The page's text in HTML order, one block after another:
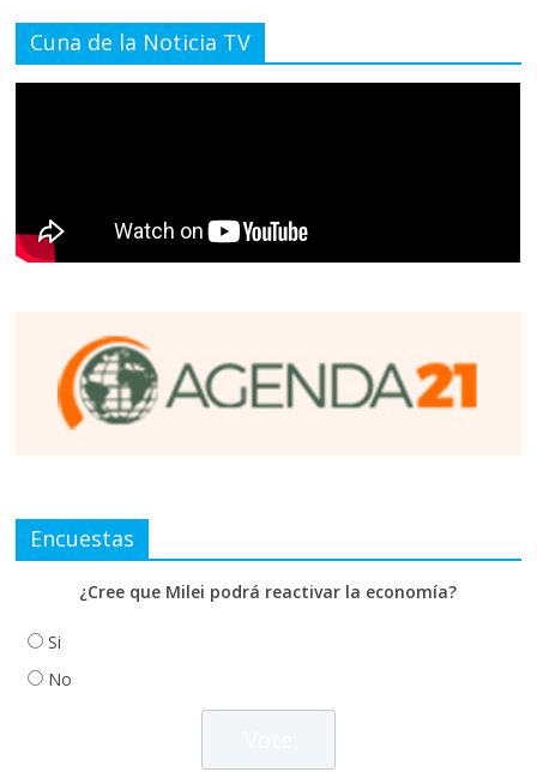
Cuna de la Noticia TV
Encuestas
¿Cree que Milei podrá reactivar la economía?
Si
No